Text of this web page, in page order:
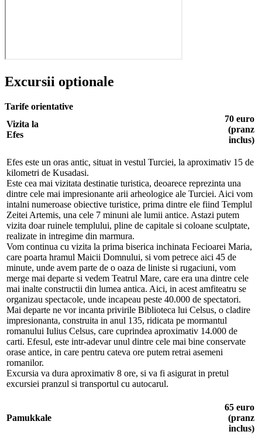
Excursii optionale
Tarife orientative
Vizita la
Efes
70 euro
(pranz
inclus)
Efes este un oras antic, situat in vestul Turciei, la aproximativ 15 de
kilometri de Kusadasi.
Este cea mai vizitata destinatie turistica, deoarece reprezinta una
dintre cele mai impresionante arii arheologice ale Turciei. Aici vom
intalni numeroase obiective turistice, prima dintre ele fiind Templul
Zeitei Artemis, una cele 7 minuni ale lumii antice. Astazi putem
vizita doar ruinele templului, pline de capitale si coloane sculptate,
realizate in intregime din marmura.
Vom continua cu vizita la prima biserica inchinata Fecioarei Maria,
care poarta hramul Maicii Domnului, si vom petrece aici 45 de
minute, unde avem parte de o oaza de liniste si rugaciuni, vom
merge mai departe si vedem Teatrul Mare, care era una dintre cele
mai inalte constructii din lumea antica. Aici, in acest amfiteatru se
organizau spectacole, unde incapeau peste 40.000 de spectatori.
Mai departe ne vor incanta privirile Biblioteca lui Celsus, o cladire
impresionanta, construita in anul 135, ridicata pe mormantul
romanului Iulius Celsus, care cuprindea aproximativ 14.000 de
carti. Efesul, este intr-adevar unul dintre cele mai bine conservate
orase antice, in care pentru cateva ore putem retrai asemeni
romanilor.
Excursia va dura aproximativ 8 ore, si va fi asigurat in pretul
excursiei pranzul si transportul cu autocarul.
Pamukkale
65 euro
(pranz
inclus)